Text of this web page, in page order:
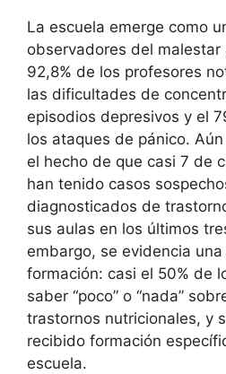
La escuela emerge como
observadores del malestar
92,8% de los profesores
las dificultades de
episodios depresivos y el
los ataques de pánico.
el hecho de que casi 7 de
han tenido casos
diagnosticados de
sus aulas en los últimos
embargo, se evidencia
formación: casi el 50% de
saber “poco” o “nada”
trastornos nutricionales, y
recibido formación
escuela.